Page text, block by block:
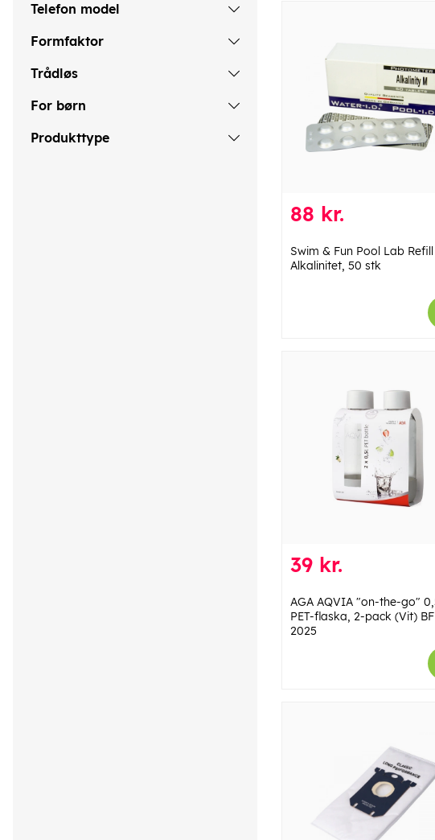
Telefon model
Formfaktor
Trådløs
For børn
Produkttype
88 kr.
Swim & Fun Pool Lab Refill
Alkalinitet, 50 stk
39 kr.
AGA AQVIA "on-the-go"
PET-flaska, 2-pack (Vit) BF
2025